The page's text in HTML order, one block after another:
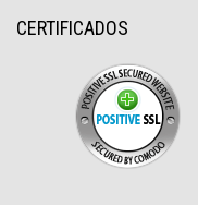
CERTIFICADOS